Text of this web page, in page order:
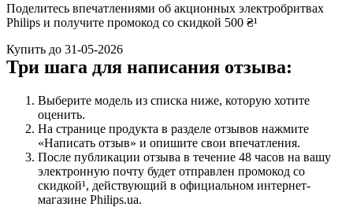
Поделитесь впечатлениями об акционных электробритвах
Philips и получите промокод со скидкой 500 ₴¹
Купить до 31-05-2026
Три шага для написания отзыва:
Выберите модель из списка ниже, которую хотите
оценить.
На странице продукта в разделе отзывов нажмите
«Написать отзыв» и опишите свои впечатления.
После публикации отзыва в течение 48 часов на вашу
электронную почту будет отправлен промокод со
скидкой¹, действующий в официальном интернет-
магазине Philips.ua.